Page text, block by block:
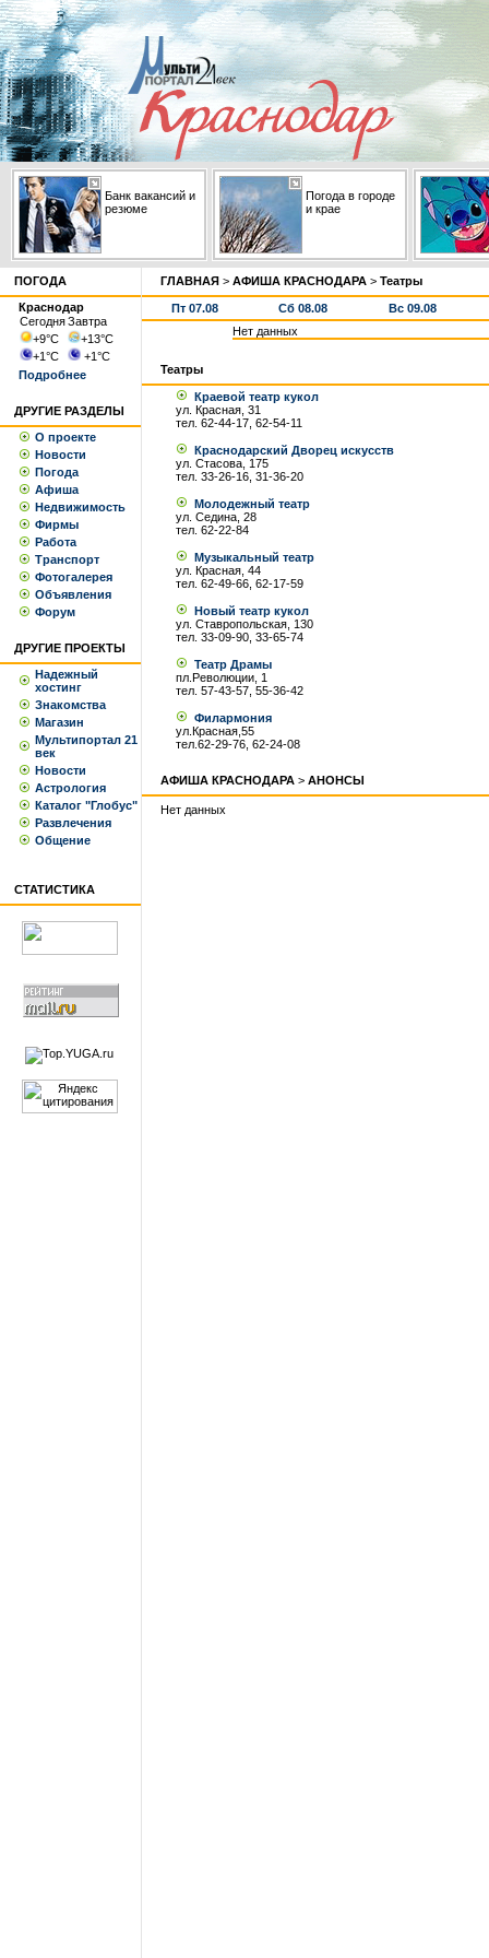
Банк вакансий и
резюме
Погода в городе
и крае
ПОГОДА
Краснодар
СегодняЗавтра
+9°С +13°С
+1°С +1°С
Подробнее
ДРУГИЕ РАЗДЕЛЫ
О проекте
Новости
Погода
Афиша
Недвижимость
Фирмы
Работа
Транспорт
Фотогалерея
Объявления
Форум
ДРУГИЕ ПРОЕКТЫ
Надежный
хостинг
Знакомства
Магазин
Мультипортал 21
век
Новости
Астрология
Каталог "Глобус"
Развлечения
Общение
СТАТИСТИКА
ГЛАВНАЯ > АФИША КРАСНОДАРА > Театры
Пт 07.08 Сб 08.08
Вс 09.08
Нет данных
Театры
Краевой театр кукол
ул. Красная, 31
тел. 62-44-17, 62-54-11
Краснодарский Дворец искусств
ул. Стасова, 175
тел. 33-26-16, 31-36-20
Молодежный театр
ул. Седина, 28
тел. 62-22-84
Музыкальный театр
ул. Красная, 44
тел. 62-49-66, 62-17-59
Новый театр кукол
ул. Ставропольская, 130
тел. 33-09-90, 33-65-74
Театр Драмы
пл.Революции, 1
тел. 57-43-57, 55-36-42
Филармония
ул.Красная,55
тел.62-29-76, 62-24-08
АФИША КРАСНОДАРА > АНОНСЫ
Нет данных